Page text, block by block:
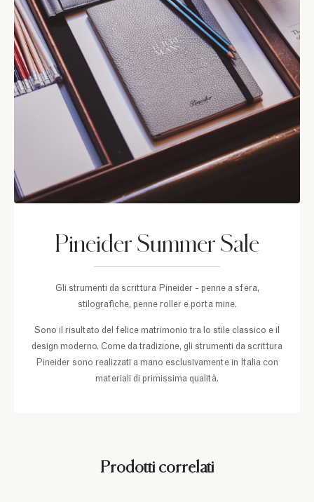
Pineider Summer Sale
Gli strumenti da scrittura Pineider - penne a sfera,
stilografiche, penne roller e porta mine.
Sono il risultato del felice matrimonio tra lo stile classico e il
design moderno. Come da tradizione, gli strumenti da scrittura
Pineider sono realizzati a mano esclusivamente in Italia con
materiali di primissima qualità.
Prodotti correlati